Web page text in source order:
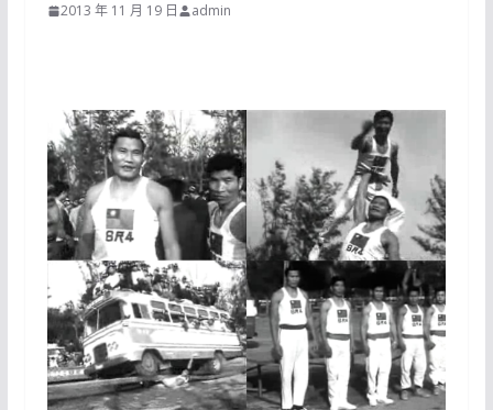
2013 年 11 月 19 日 admin